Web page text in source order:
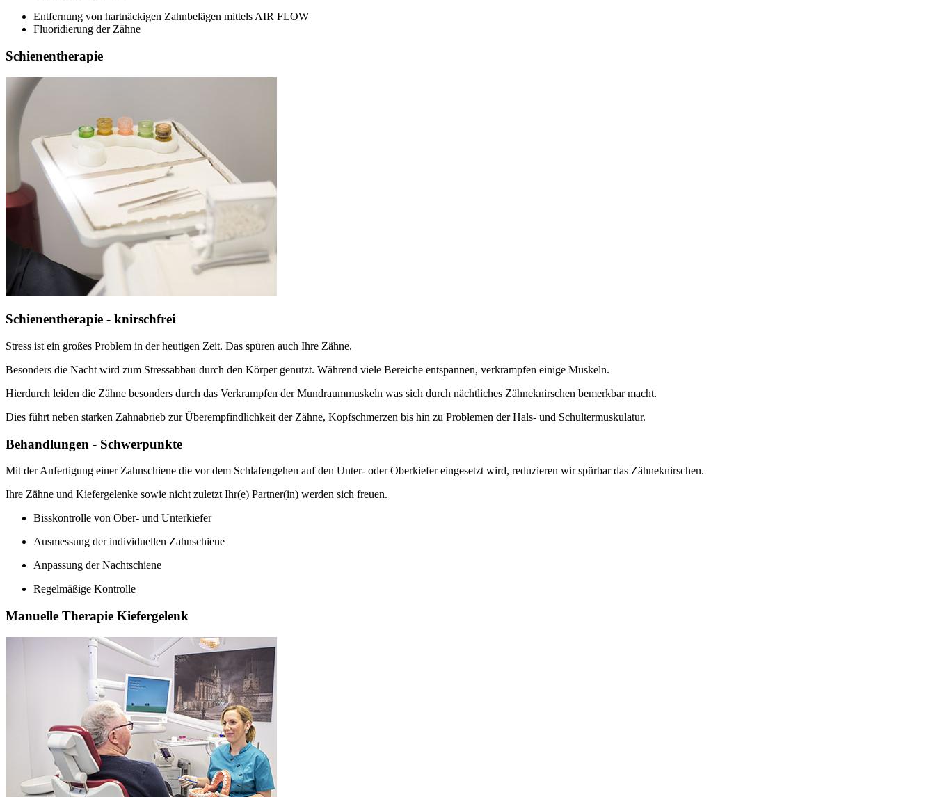
Entfernung von hartnäckigen Zahnbelägen mittels AIR FLOW
Fluoridierung der Zähne
Schienentherapie
Schienentherapie - knirschfrei
Stress ist ein großes Problem in der heutigen Zeit. Das spüren auch Ihre Zähne.
Besonders die Nacht wird zum Stressabbau durch den Körper genutzt. Während viele Bereiche entspannen, verkrampfen einige Muskeln.
Hierdurch leiden die Zähne besonders durch das Verkrampfen der Mundraummuskeln was sich durch nächtliches Zähneknirschen bemerkbar macht.
Dies führt neben starken Zahnabrieb zur Überempfindlichkeit der Zähne, Kopfschmerzen bis hin zu Problemen der Hals- und Schultermuskulatur.
Behandlungen - Schwerpunkte
Mit der Anfertigung einer Zahnschiene die vor dem Schlafengehen auf den Unter- oder Oberkiefer eingesetzt wird, reduzieren wir spürbar das Zähneknirschen.
Ihre Zähne und Kiefergelenke sowie nicht zuletzt Ihr(e) Partner(in) werden sich freuen.
Bisskontrolle von Ober- und Unterkiefer
Ausmessung der individuellen Zahnschiene
Anpassung der Nachtschiene
Regelmäßige Kontrolle
Manuelle Therapie Kiefergelenk